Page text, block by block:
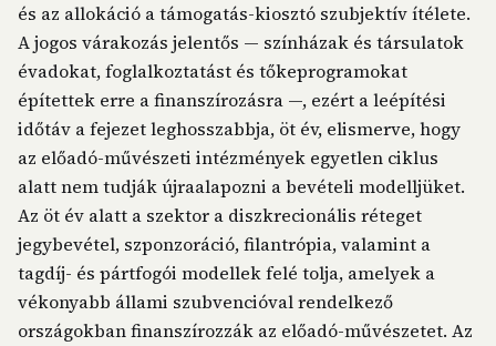
és az allokáció a támogatás-kiosztó szubjektív ítélete.
A jogos várakozás jelentős — színházak és társulatok
évadokat, foglalkoztatást és tőkeprogramokat
építettek erre a finanszírozásra —, ezért a leépítési
időtáv a fejezet leghosszabbja, öt év, elismerve, hogy
az előadó-művészeti intézmények egyetlen ciklus
alatt nem tudják újraalapozni a bevételi modelljüket.
Az öt év alatt a szektor a diszkrecionális réteget
jegybevétel, szponzoráció, filantrópia, valamint a
tagdíj- és pártfogói modellek felé tolja, amelyek a
vékonyabb állami szubvencióval rendelkező
országokban finanszírozzák az előadó-művészetet. Az